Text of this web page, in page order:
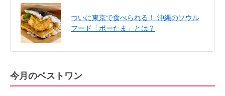
ついに東京で食べられる！ 沖縄のソウル
フード「ポーたま」とは？
今月のベストワン